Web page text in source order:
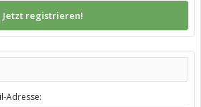
Jetzt registrieren!
Adresse: